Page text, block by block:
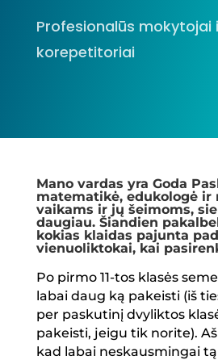
Profesionalūs mokytojai
korepetitoriai
Mano vardas yra Goda
matematikė, edukologė ir
vaikams ir jų šeimoms,
daugiau. Šiandien
kokias klaidas pajunta
vienuoliktokai, kai
Po pirmo 11-tos klasės
labai daug ką pakeisti (iš
per paskutinį dvyliktos
pakeisti, jeigu tik norite).
kad labai neskausmingai